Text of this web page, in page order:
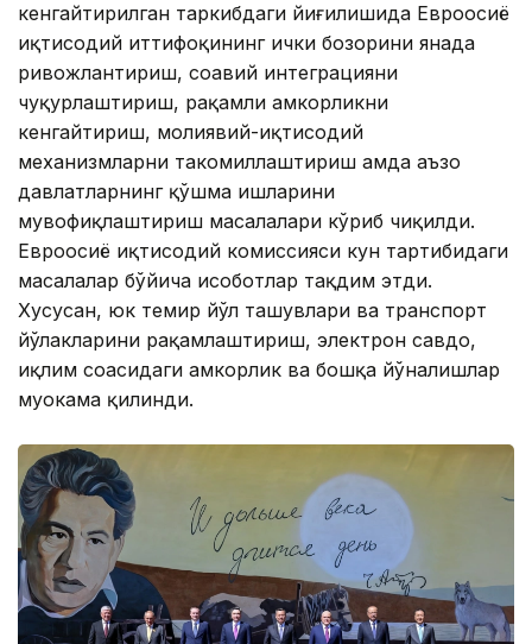
кенгайтирилган таркибдаги йиғилишида Евроосиё
иқтисодий иттифоқининг ички бозорини янада
ривожлантириш, соҳавий интеграцияни
чуқурлаштириш, рақамли ҳамкорликни
кенгайтириш, молиявий-иқтисодий
механизмларни такомиллаштириш ҳамда аъзо
давлатларнинг қўшма ишларини
мувофиқлаштириш масалалари кўриб чиқилди.
Евроосиё иқтисодий комиссияси кун тартибидаги
масалалар бўйича ҳисоботлар тақдим этди.
Хусусан, юк темир йўл ташувлари ва транспорт
йўлакларини рақамлаштириш, электрон савдо,
иқлим соҳасидаги ҳамкорлик ва бошқа йўналишлар
муҳокама қилинди.